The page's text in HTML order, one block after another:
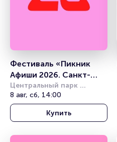
Фестиваль «Пикник
Афиши 2026. Санкт-
Петербург»
Центральный парк
культуры и отдыха им. С.
М. Кирова
8 авг, сб, 14:00
Купить